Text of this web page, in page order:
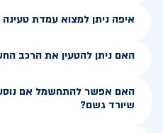
איפה ניתן למצוא עמדת
האם ניתן להטעין את הרכב
האם אפשר להתחשמל אם
שיורד גשם?